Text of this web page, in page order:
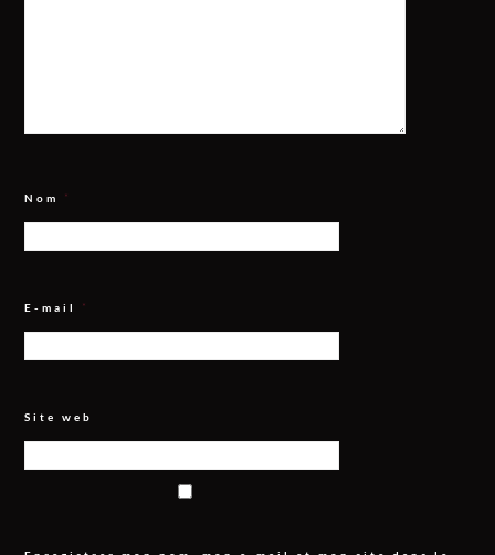
Nom *
E-mail *
Site web